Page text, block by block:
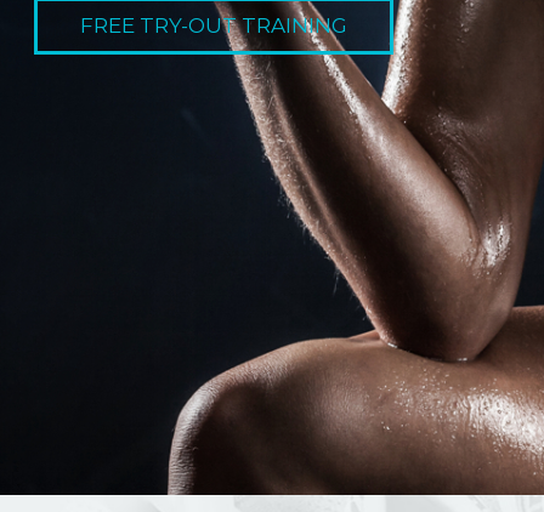
FREE TRY-OUT TRAINING